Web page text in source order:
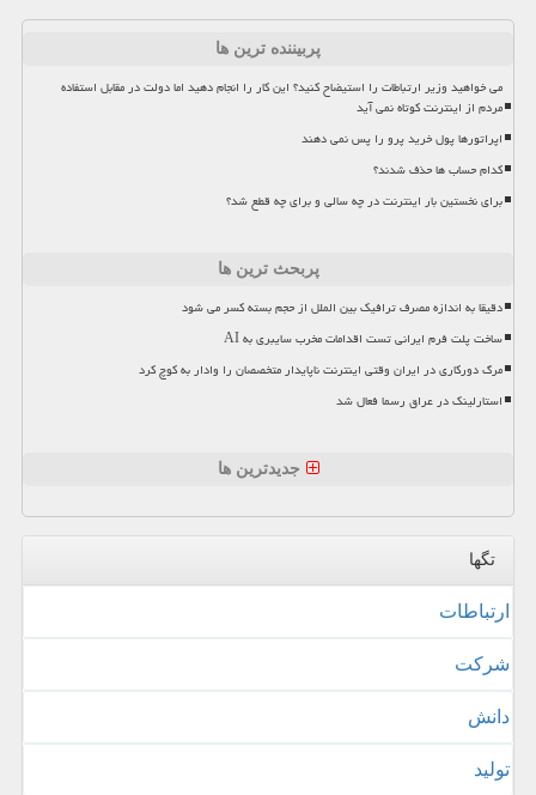
پربیننده ترین ها
می خواهید وزیر ارتباطات را استیضاح کنید؟ این کار را انجام دهید اما دولت در مقابل استفاده
مردم از اینترنت کوتاه نمی آید
اپراتورها پول خرید پرو را پس نمی دهند
کدام حساب ها حذف شدند؟
برای نخستین بار اینترنت در چه سالی و برای چه قطع شد؟
پربحث ترین ها
دقیقا به اندازه مصرف ترافیک بین الملل از حجم بسته کسر می شود
ساخت پلت فرم ایرانی تست اقدامات مخرب سایبری به AI
مرگ دورکاری در ایران وقتی اینترنت ناپایدار متخصصان را وادار به کوچ کرد
استارلینک در عراق رسما فعال شد
جدیدترین ها
تگها
ارتباطات
شركت
دانش
تولید